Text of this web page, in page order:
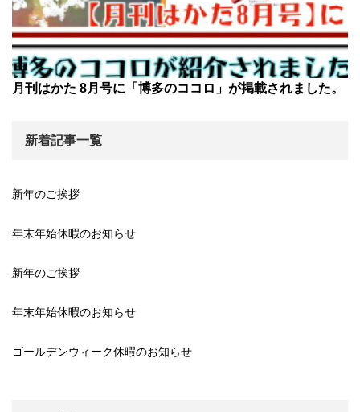
月刊はかた 8月号に「博多のココロ」が掲載されました。
新着記事一覧
新年のご挨拶
年末年始休暇のお知らせ
新年のご挨拶
年末年始休暇のお知らせ
ゴールデンウィーク休暇のお知らせ